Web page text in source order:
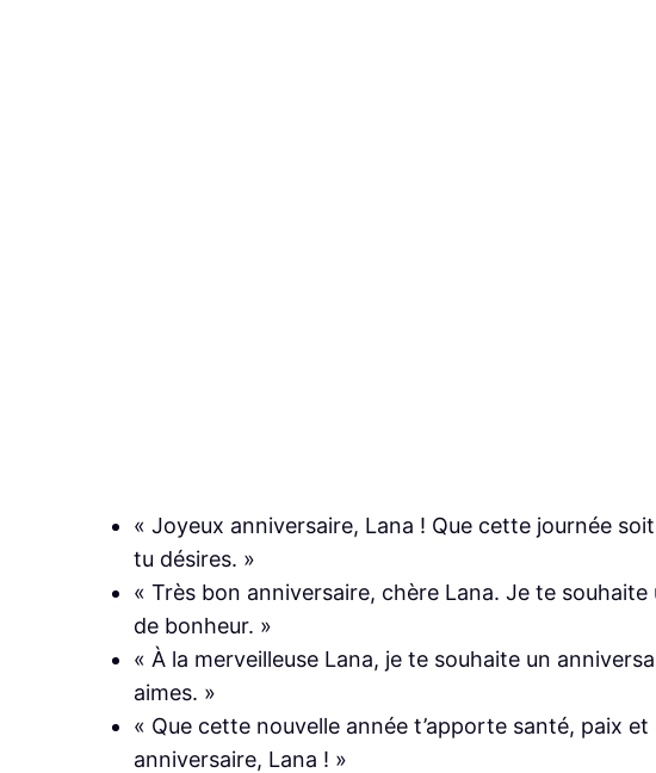
« Joyeux anniversaire, Lana ! Que cette journée
tu désires. »
« Très bon anniversaire, chère Lana. Je te
de bonheur. »
« À la merveilleuse Lana, je te souhaite un
aimes. »
« Que cette nouvelle année t’apporte santé, paix
anniversaire, Lana ! »